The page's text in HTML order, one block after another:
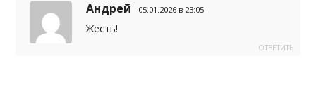
Андрей 05.01.2026 в 23:05
Жесть!
ОТВЕТИТЬ